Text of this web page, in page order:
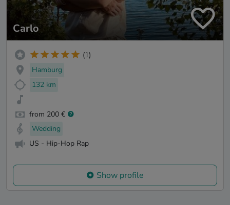
Carlo
(1)
Hamburg
132 km
from 200 €
Wedding
US - Hip-Hop Rap
Show profile